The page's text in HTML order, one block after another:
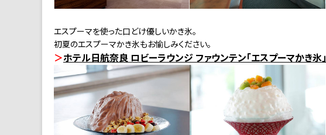
エスプーマを使った口どけ優しいかき氷。
初夏のエスプーマかき氷もお愉しみください。
＞ホテル日航奈良 ロビーラウンジ ファウンテン「エスプーマかき氷」